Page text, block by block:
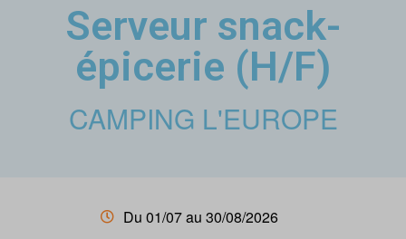
Serveur snack-
épicerie (H/F)
CAMPING L'EUROPE
Du 01/07 au 30/08/2026